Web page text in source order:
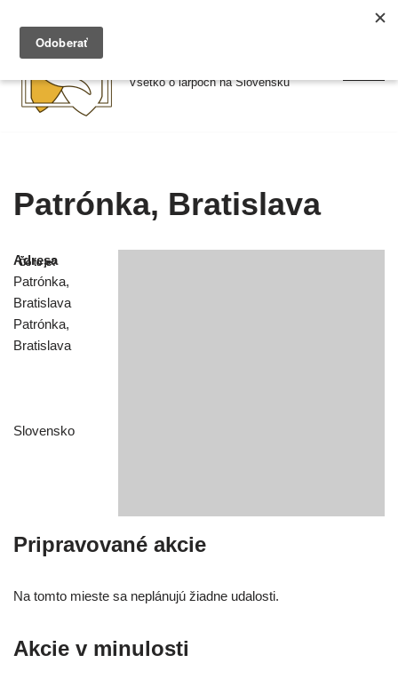
Preskočiť
Všetko o larpoch na Slovensku
Patrónka, Bratislava
Adresa
Patrónka,
Bratislava
Patrónka,
Bratislava
Slovensko
Pripravované akcie
Na tom­to mies­te sa neplá­nu­jú žiad­ne udalosti.
Akcie v minulosti